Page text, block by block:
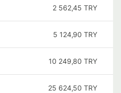
2 562,45 TRY
5 124,90 TRY
10 249,80 TRY
25 624,50 TRY